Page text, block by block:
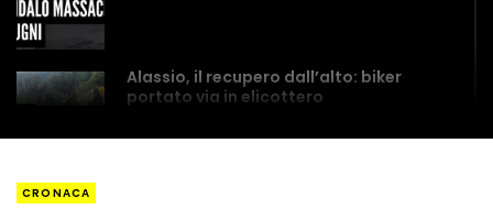
Alassio, il recupero dall’alto: biker
portato via in elicottero
CRONACA